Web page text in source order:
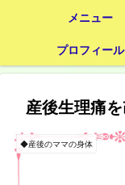
メニュー
プロフィール
産後生理痛
◆産後のママの身体